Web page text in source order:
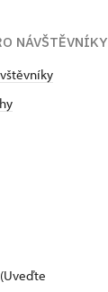
NÁVŠTĚVNÍKY
(Uveďte